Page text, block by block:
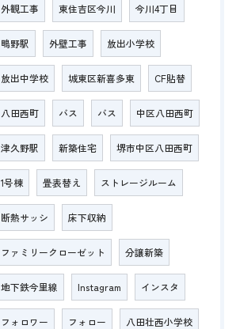
外観工事 東住吉区今川 今川4丁目
鴫野駅 外壁工事 放出小学校
放出中学校 城東区新喜多東 CF貼替
八田西町 バス バス 中区八田西町
津久野駅 新築住宅 堺市中区八田西町
1号棟 畳表替え ストレージルーム
断熱サッシ 床下収納
ファミリークローゼット 分譲新築
地下鉄今里線 Instagram インスタ
フォロワー フォロー 八田壮西小学校